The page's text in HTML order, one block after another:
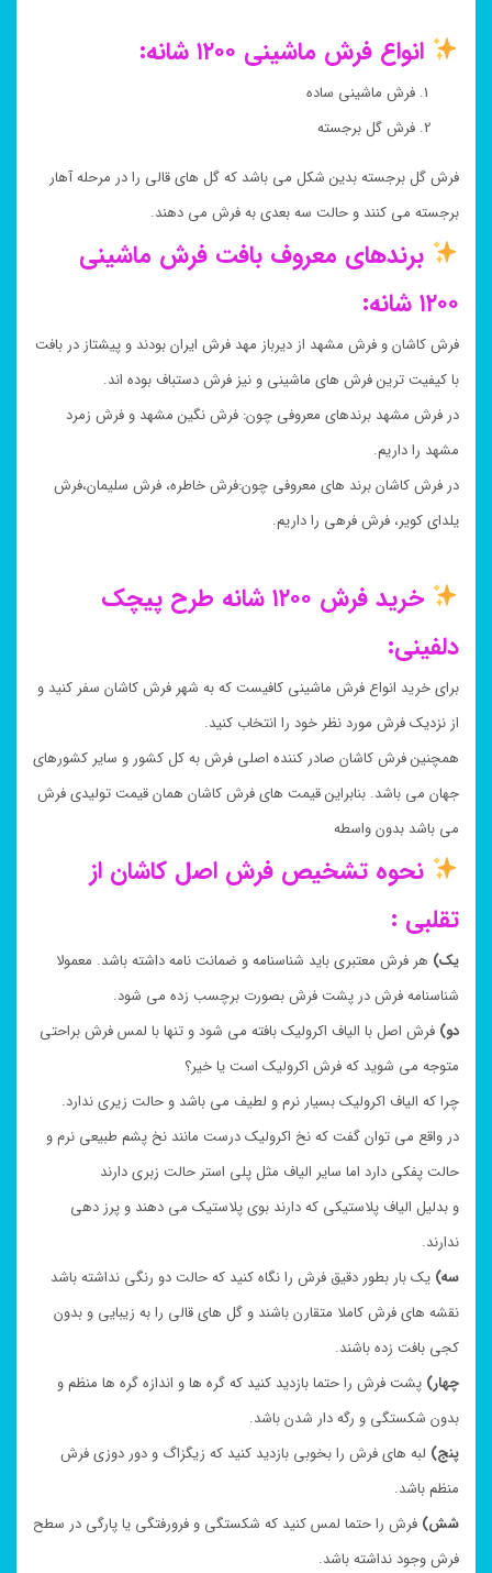
انواع فرش ماشینی ۱۲۰۰ شانه:
فرش ماشینی ساده
فرش گل برجسته
فرش گل برجسته بدین شکل می باشد که گل های قالی را در مرحله آهار
برجسته می کنند و حالت سه بعدی به فرش می دهند.
برندهای معروف بافت فرش ماشینی
۱۲۰۰ شانه:
فرش کاشان و فرش مشهد از دیرباز مهد فرش ایران بودند و پیشتاز در بافت
با کیفیت ترین فرش های ماشینی و نیز فرش دستباف بوده اند.
در فرش مشهد برندهای معروفی چون: فرش نگین مشهد و فرش زمرد
مشهد را داریم.
در فرش کاشان برند های معروفی چون:فرش خاطره، فرش سلیمان،فرش
یلدای کویر، فرش فرهی را داریم.
خرید فرش ۱۲۰۰ شانه طرح پیچک
دلفینی:
برای خرید انواع فرش ماشینی کافیست که به شهر فرش کاشان سفر کنید و
از نزدیک فرش مورد نظر خود را انتخاب کنید.
همچنین فرش کاشان صادر کننده اصلی فرش به کل کشور و سایر کشورهای
جهان می باشد. بنابراین قیمت های فرش کاشان همان قیمت تولیدی فرش
می باشد بدون واسطه
نحوه تشخیص فرش اصل کاشان از
تقلبی :
یک) هر فرش معتبری باید شناسنامه و ضمانت نامه داشته باشد. معمولا
شناسنامه فرش در پشت فرش بصورت برچسب زده می شود.
دو) فرش اصل با الیاف اکرولیک بافته می شود و تنها با لمس فرش براحتی
متوجه می شوید که فرش اکرولیک است یا خیر؟
چرا که الیاف اکرولیک بسیار نرم و لطیف می باشد و حالت زیری ندارد.
در واقع می توان گفت که نخ اکرولیک درست مانند نخ پشم طبیعی نرم و
حالت پفکی دارد اما سایر الیاف مثل پلی استر حالت زبری دارند
و بدلیل الیاف پلاستیکی که دارند بوی پلاستیک می دهند و پرز دهی
ندارند.
سه) یک بار بطور دقیق فرش را نگاه کنید که حالت دو رنگی نداشته باشد
نقشه های فرش کاملا متقارن باشند و گل های قالی را به زیبایی و بدون
کجی بافت زده باشند.
چهار) پشت فرش را حتما بازدید کنید که گره ها و اندازه گره ها منظم و
بدون شکستگی و رگه دار شدن باشد.
پنج) لبه های فرش را بخوبی بازدید کنید که زیگزاگ و دور دوزی فرش
منظم باشد.
شش) فرش را حتما لمس کنید که شکستگی و فرورفتگی یا پارگی در سطح
فرش وجود نداشته باشد.